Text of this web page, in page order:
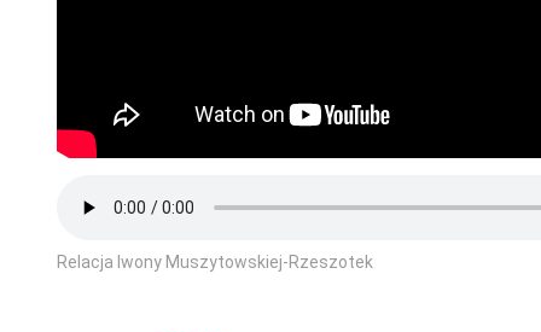
Relacja Iwony Muszytowskiej-Rzeszotek